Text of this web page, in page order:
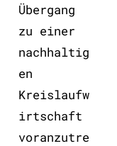
Übergang
zu einer
nachhaltig
en
Kreislaufw
irtschaft
voranzutre